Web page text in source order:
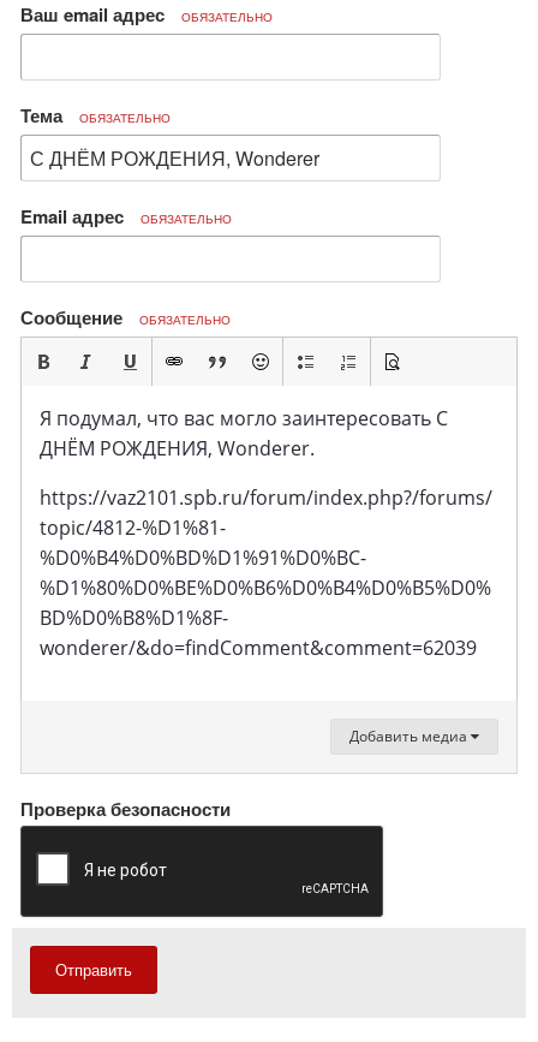
Ваш email адрес ОБЯЗАТЕЛЬНО
Тема ОБЯЗАТЕЛЬНО
Email адрес ОБЯЗАТЕЛЬНО
Сообщение ОБЯЗАТЕЛЬНО
Я подумал, что вас могло заинтересовать С
ДНЁМ РОЖДЕНИЯ, Wonderer.
https://vaz2101.spb.ru/forum/index.php?/forums/
topic/4812-%D1%81-
%D0%B4%D0%BD%D1%91%D0%BC-
%D1%80%D0%BE%D0%B6%D0%B4%D0%B5%D0%
BD%D0%B8%D1%8F-
wonderer/&do=findComment&comment=62039
Добавить медиа
Проверка безопасности
Отправить